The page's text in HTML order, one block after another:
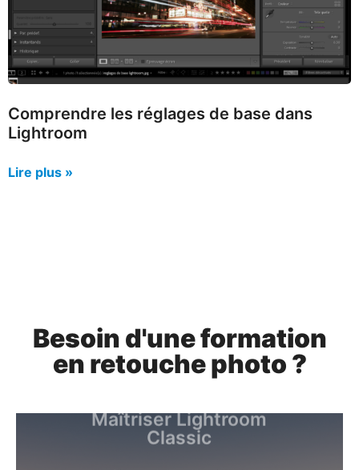
Comprendre les réglages de base dans
Lightroom
Lire plus »
Besoin d'une formation
en retouche photo ?